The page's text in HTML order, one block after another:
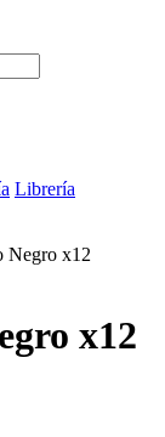
Librería
Negro x12
x12